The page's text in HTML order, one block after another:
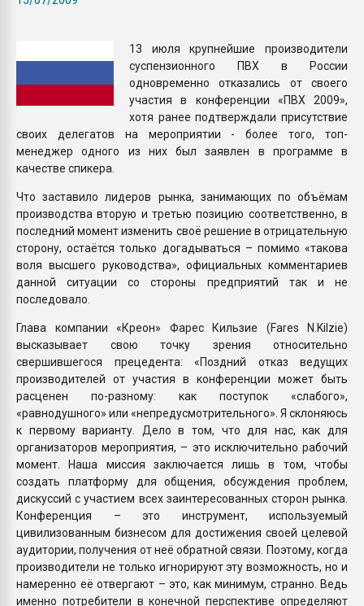
ПЕРЕЙТИ НА
13 июля крупнейшие производители
суспензионного ПВХ в России
одновременно отказались от своего
участия в конференции «ПВХ 2009»,
хотя ранее подтверждали присутствие
своих делегатов на мероприятии - более того, топ-
менеджер одного из них был заявлен в программе в
качестве спикера.
Что заставило лидеров рынка, занимающих по объёмам
производства вторую и третью позицию соответственно, в
последний момент изменить своё решение в отрицательную
сторону, остаётся только догадываться – помимо «такова
воля высшего руководства», официальных комментариев
данной ситуации со стороны предприятий так и не
последовало.
Глава компании «Креон» Фарес Кильзие (Fares N.Kilzie)
высказывает свою точку зрения относительно
свершившегося прецедента: «Поздний отказ ведущих
производителей от участия в конференции может быть
расценен по-разному: как поступок «слабого»,
«равнодушного» или «непредусмотрительного». Я склоняюсь
к первому варианту. Дело в том, что для нас, как для
организаторов мероприятия, – это исключительно рабочий
момент. Наша миссия заключается лишь в том, чтобы
создать платформу для общения, обсуждения проблем,
дискуссий с участием всех заинтересованных сторон рынка.
Конференция – это инструмент, используемый
цивилизованным бизнесом для достижения своей целевой
аудитории, получения от неё обратной связи. Поэтому, когда
производители не только игнорируют эту возможность, но и
намеренно её отвергают – это, как минимум, странно. Ведь
именно потребители в конечной перспективе определяют